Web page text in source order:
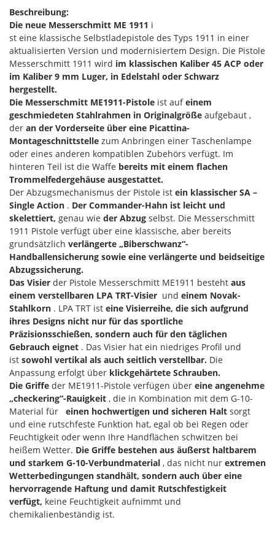
Beschreibung:
Die neue Messerschmitt ME 1911 i
st eine klassische Selbstladepistole des Typs 1911 in einer
aktualisierten Version und modernisiertem Design. Die Pistole
Messerschmitt 1911 wird im klassischen Kaliber 45 ACP oder
im Kaliber 9 mm Luger, in Edelstahl oder Schwarz
hergestellt.
Die Messerschmitt ME1911-Pistole ist aufeinem
geschmiedeten Stahlrahmen in Originalgröße aufgebaut ,
der an der Vorderseite über eine Picattina-
Montageschnittstelle zum Anbringen einer Taschenlampe
oder eines anderen kompatiblen Zubehörs verfügt. Im
hinteren Teil ist die Waffe bereits mit einem flachen
Trommelfedergehäuse ausgestattet.
Der Abzugsmechanismus der Pistole ist ein klassischer SA –
Single Action . Der Commander-Hahn ist leicht und
skelettiert, genau wie der Abzug selbst. Die Messerschmitt
1911 Pistole verfügt über eine klassische, aber bereits
grundsätzlich verlängerte „Biberschwanz“-
Handballensicherung sowie eine verlängerte und beidseitige
Abzugssicherung.
Das Visier der Pistole Messerschmitt ME1911 besteht aus
einem verstellbaren LPA TRT-Visier und einem Novak-
Stahlkorn . LPA TRT ist eine Visierreihe, die sich aufgrund
ihres Designs nicht nur für das sportliche
Präzisionsschießen, sondern auch für den täglichen
Gebrauch eignet . Das Visier hat ein niedriges Profil und
ist sowohl vertikal als auch seitlich verstellbar. Die
Anpassung erfolgt über klickgehärtete Schrauben.
Die Griffe der ME1911-Pistole verfügen über eine angenehme
„checkering“-Rauigkeit , die in Kombination mit dem G-10-
Material für einen hochwertigen und sicheren Halt sorgt
und eine rutschfeste Funktion hat, egal ob bei Regen oder
Feuchtigkeit oder wenn Ihre Handflächen schwitzen bei
heißem Wetter. Die Griffe bestehen aus äußerst haltbarem
und starkem G-10-Verbundmaterial , das nicht nur extremen
Wetterbedingungen standhält, sondern auch über eine
hervorragende Haftung und damit Rutschfestigkeit
verfügt, keine Feuchtigkeit aufnimmt und
chemikalienbeständig ist.